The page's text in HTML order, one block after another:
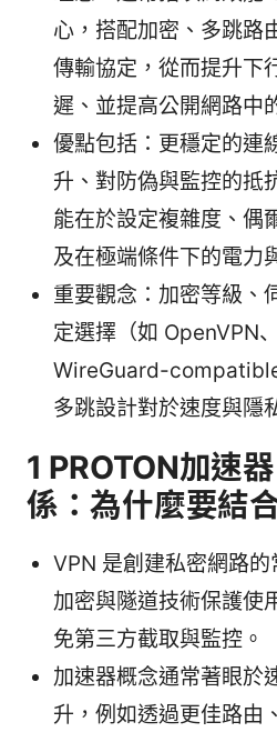
心，搭配加密、多跳路
傳輸協定，從而提升下
遲、並提高公開網路中
優點包括：更穩定的連
升、對防偽與監控的抵
能在於設定複雜度、偶
及在極端條件下的電力
重要觀念：加密等級、
定選擇（如 OpenVPN
WireGuard-
多跳設計對於速度與隱
1 PROTON加速
係：為什麼要結
VPN 是創建私密網路
加密與隧道技術保護使
免第三方截取與監控。
加速器概念通常著眼於
升，例如透過更佳路由